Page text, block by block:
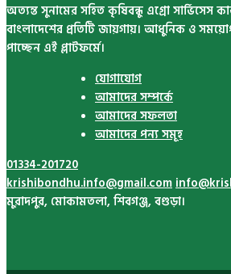
অত্যন্ত সুনামের সহিত কৃষিবন্ধু এগ্রো সার্ভিসেস
বাংলাদেশের প্রতিটি জায়গায়। আধুনিক ও
পাচ্ছেন এই প্লাটফর্মে।
যোগাযোগ
আমাদের সম্পর্কে
আমাদের সফলতা
আমাদের পন্য সমূহ
01334-201720
krishibondhu.info@gmail.com
মুরাদপুর, মোকামতলা, শিবগঞ্জ, বগুড়া।